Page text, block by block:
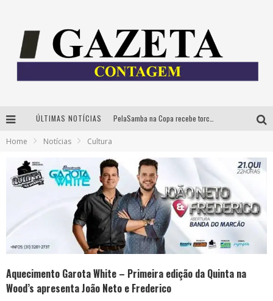
ÚLTIMAS NOTÍCIAS
Espetáculo “Allan Kardec – Um Olhar para a Eternidade” desembarca em BH na próxima semana
Home Notícias Cultura
Aquecimento Garota White – Primeira edição da Quinta na
Wood’s apresenta João Neto e Frederico